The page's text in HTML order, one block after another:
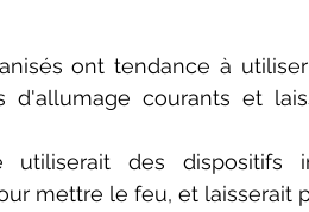
ont tendance à
d'allumage courants et
utiliserait des dispositifs
mettre le feu, et laisserait